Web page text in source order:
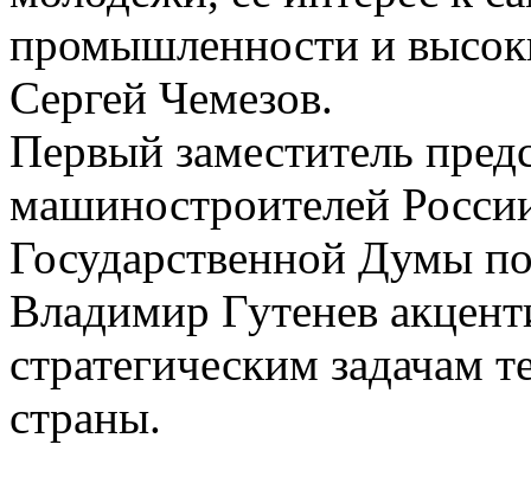
промышленности и
Сергей Чемезов.
Первый заместитель
машиностроителей
Государственной Думы
Владимир Гутенев
стратегическим задачам
страны.